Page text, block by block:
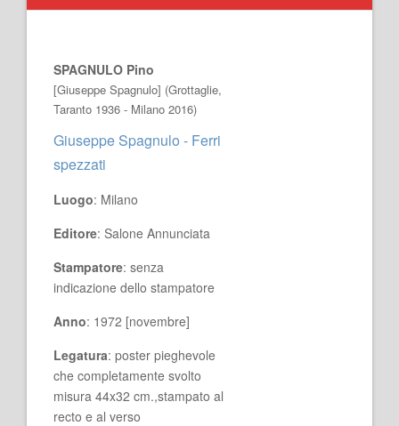
SPAGNULO Pino
[Giuseppe Spagnulo] (Grottaglie,
Taranto 1936 - Milano 2016)
Giuseppe Spagnulo - Ferri
spezzati
Luogo: Milano
Editore: Salone Annunciata
Stampatore: senza
indicazione dello stampatore
Anno: 1972 [novembre]
Legatura: poster pieghevole
che completamente svolto
misura 44x32 cm.,stampato al
recto e al verso